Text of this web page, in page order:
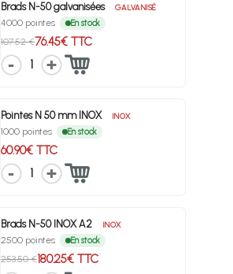
Brads N-50 galvanisées GALVANISÉ
4000 pointes En stock
107.52 €76.45€ TTC
1
Pointes N 50 mm INOX INOX
1000 pointes En stock
60.90€ TTC
1
Brads N-50 INOX A2 INOX
2500 pointes En stock
253.50 €180.25€ TTC